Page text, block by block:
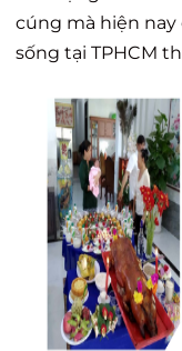
cúng mà hiện
sống tại TPHCM